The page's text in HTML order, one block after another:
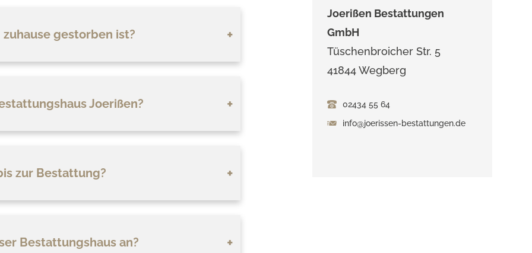
gestorben ist?
Joerißen?
zur Bestattung?
Bestattungshaus an?
Joerißen Bestattungen
GmbH
Tüschenbroicher Str. 5
41844 Wegberg
02434 55 64
info@joerissen-bestattungen.de